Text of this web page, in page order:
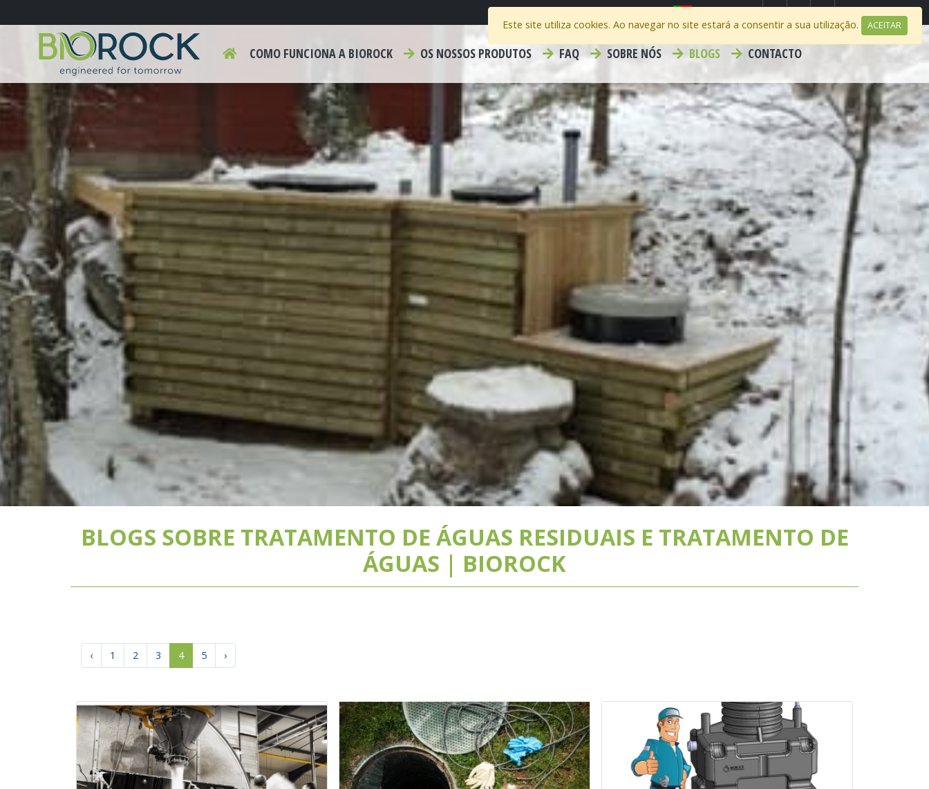
COMO FUNCIONA A BIOROCK OS NOSSOS PRODUTOS FAQ SOBRE NÓS BLOGS CONTACTO
BLOGS SOBRE TRATAMENTO DE ÁGUAS RESIDUAIS E TRATAMENTO DE
ÁGUAS | BIOROCK
‹ 1 2 3 4 5 ›
Este site utiliza cookies. Ao navegar no site estará a consentir a sua utilização. ACEITAR